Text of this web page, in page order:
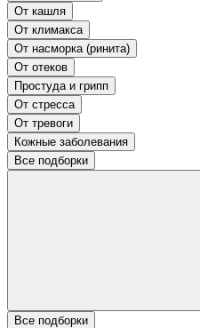
От кашля
От климакса
От насморка (ринита)
От отеков
Простуда и грипп
От стресса
От тревоги
Кожные заболевания
Все подборки
Все подборки